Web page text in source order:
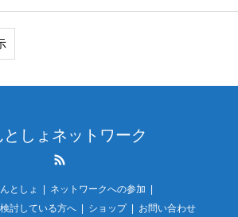
としょネットワーク
としょ
ネットワークへの参加
討している方へ
ショップ お問い合わせ